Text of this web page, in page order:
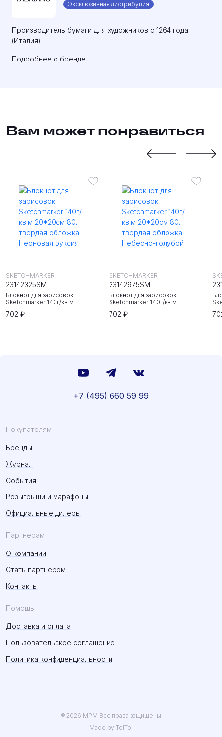
Эксклюзивная дистрибуция
Производитель бумаги для художников с 1264 года
(Италия)
Подробнее о бренде
Вам может понравиться
702 ₽
Блокнот для зарисовок
Sketchmarker 140г/кв.м
Неоновая фуксия
SKETCHMARKER
23142325SM
702 ₽
Блокнот для зарисовок
Sketchmarker 140г/кв.м
Небесно-голубой
SKETCHMARKER
23142975SM
Покупателям
Бренды
Журнал
События
Розыгрыши и марафоны
Официальные дилеры
Партнерам
О компании
Стать партнером
Контакты
Помощь
Доставка и оплата
Пользовательское соглашение
Политика конфиденциальности
+7 (495) 660 59 99
® 2026 MPM Все права защищены
Made by TolTol